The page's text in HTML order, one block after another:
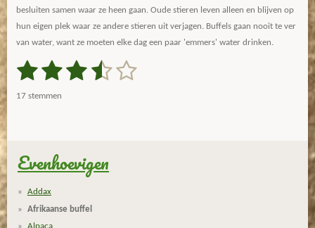
besluiten samen waar ze heen gaan. Oude stieren leven alleen en blijven op
hun eigen plek waar ze andere stieren uit verjagen. Buffels gaan nooit te ver
van water, want ze moeten elke dag een paar 'emmers' water drinken.
R
t
6
1
s
r
2
s
r
r
e
3
r
e
4
r
r
e
5
17 stemmen
Evenhoevigen
Addax
Afrikaanse buffel
Alpaca